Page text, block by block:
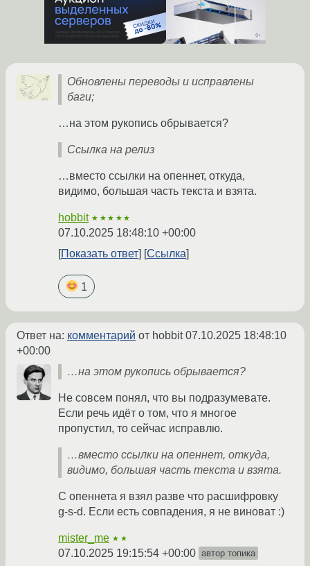
Обновлены переводы и исправлены
баги;
…на этом рукопись обрывается?
Ссылка на релиз
…вместо ссылки на опеннет, откуда,
видимо, большая часть текста и взята.
hobbit ★★★★★
07.10.2025 18:48:10 +00:00
Показать ответ
Ссылка
1
Ответ на: комментарий от hobbit07.10.2025 18:48:10
+00:00
…на этом рукопись обрывается?
Не совсем понял, что вы подразумевате.
Если речь идёт о том, что я многое
пропустил, то сейчас исправлю.
…вместо ссылки на опеннет, откуда,
видимо, большая часть текста и взята.
С опеннета я взял разве что расшифровку
g-s-d. Если есть совпадения, я не виноват :)
mister_me ★★
07.10.2025 19:15:54 +00:00 автор топика